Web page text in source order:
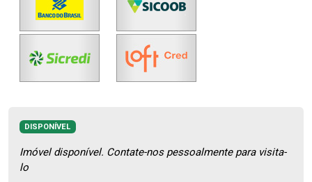
DISPONÍVEL
Imóvel disponível. Contate-nos pessoalmente para visita-
lo